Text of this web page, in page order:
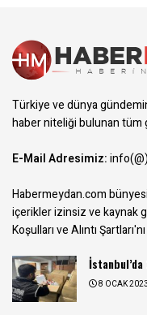
Türkiye ve dünya
haber niteliği bulunan tüm
E-Mail Adresimiz:
Habermeydan.com
içerikler izinsiz ve kaynak
Koşulları ve Alıntı Şartları
8 OCAK 2023